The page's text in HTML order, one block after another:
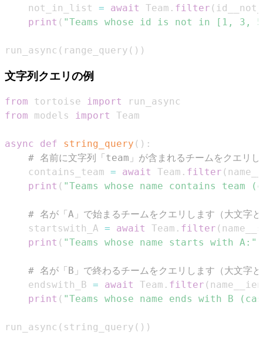
    not_in_list
= await Team . filter (
print ( "Teams whose id is not in [1, 3,
run_async ( range_query ( ) )
文字列クエリの例
from tortoise import
from models import
async def string_query ( ) :
# 名前に文字列「team」が含まれるチームをクエリ
    contains_team
= await Team . filter (
print ( "Teams whose name contains
# 名が「A」で始まるチームをクエリします（大文字
    startswith_A
= await Team . filter (
print ( "Teams whose name starts with A:"
# 名が「B」で終わるチームをクエリします（大文字
    endswith_B
= await Team . filter (
print ( "Teams whose name ends with B
run_async ( string_query ( ) )